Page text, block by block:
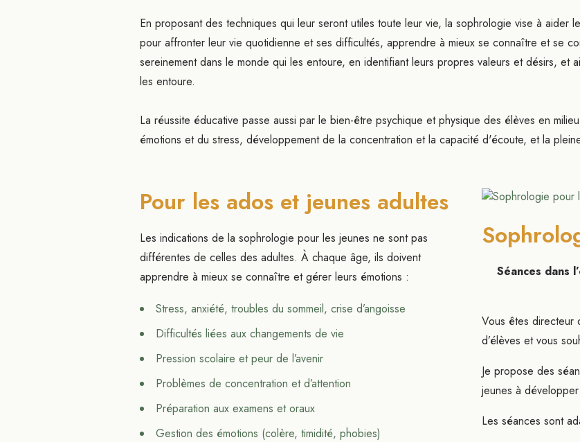
En proposant des techniques qui leur seront utiles toute leur vie, la sophrologie vise à aider
pour affronter leur vie quotidienne et ses difficultés, apprendre à mieux se connaître et se
sereinement dans le monde qui les entoure, en identifiant leurs propres valeurs et désirs, et
les entoure.
La réussite éducative passe aussi par le bien-être psychique et physique des élèves en
émotions et du stress, développement de la concentration et la capacité d'écoute, et la
Pour les ados et jeunes adultes
Les indications de la sophrologie pour les jeunes ne sont pas
différentes de celles des adultes. À chaque âge, ils doivent
apprendre à mieux se connaître et gérer leurs émotions :
Stress, anxiété, troubles du sommeil, crise d’angoisse
Difficultés liées aux changements de vie
Pression scolaire et peur de l’avenir
Problèmes de concentration et d’attention
Préparation aux examens et oraux
Gestion des émotions (colère, timidité, phobies)
Séances dans
Vous êtes directeur
d’élèves et vous
Je propose des
jeunes à
Les séances sont